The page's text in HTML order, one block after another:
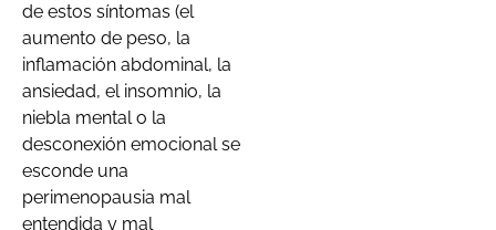
de estos síntomas (el
aumento de peso, la
inflamación abdominal, la
ansiedad, el insomnio, la
niebla mental o la
desconexión emocional se
esconde una
perimenopausia mal
entendida y mal